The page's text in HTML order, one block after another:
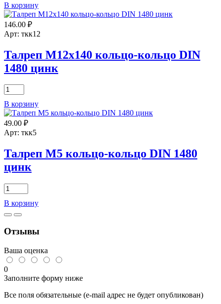
Талреп
М20
кольцо-
кольцо
1480
цинк
В корзину
146.00 ₽
Арт: ткк12
Талреп М12х140 кольцо-кольцо DIN
1480 цинк
Количество
товара
Талреп
М12х140
кольцо-
кольцо
1480
цинк
В корзину
49.00 ₽
Арт: ткк5
Талреп М5 кольцо-кольцо DIN 1480
цинк
Количество
товара
Талреп
М5
кольцо
1480
цинк
В корзину
Отзывы
Ваша оценка
0
Заполните форму ниже
Все поля обязательные (e-mail адрес не будет опубликован)